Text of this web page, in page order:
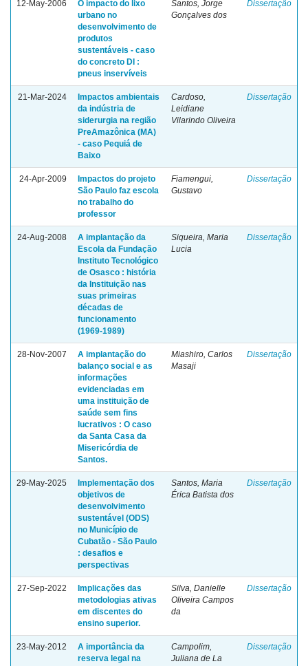
12-May-2006
O impacto do lixo
urbano no
desenvolvimento de
produtos
sustentáveis - caso
do concreto DI :
pneus inservíveis
Santos, Jorge
Gonçalves dos
Dissertação
21-Mar-2024
Impactos ambientais
da indústria de
siderurgia na região
PreAmazônica (MA)
- caso Pequiá de
Baixo
Cardoso,
Leidiane
Vilarindo Oliveira
Dissertação
24-Apr-2009
Impactos do projeto
São Paulo faz escola
no trabalho do
professor
Fiamengui,
Gustavo
Dissertação
24-Aug-2008
A implantação da
Escola da Fundação
Instituto Tecnológico
de Osasco : história
da Instituição nas
suas primeiras
décadas de
funcionamento
(1969-1989)
Siqueira, Maria
Lucia
Dissertação
28-Nov-2007
A implantação do
balanço social e as
informações
evidenciadas em
uma instituição de
saúde sem fins
lucrativos : O caso
da Santa Casa da
Misericórdia de
Santos.
Miashiro, Carlos
Masaji
Dissertação
29-May-2025
Implementação dos
objetivos de
desenvolvimento
sustentável (ODS)
no Município de
Cubatão - São Paulo
: desafios e
perspectivas
Santos, Maria
Érica Batista dos
Dissertação
27-Sep-2022
Implicações das
metodologias ativas
em discentes do
ensino superior.
Silva, Danielle
Oliveira Campos
da
Dissertação
23-May-2012
A importância da
reserva legal na
Campolim,
Juliana de La
Dissertação